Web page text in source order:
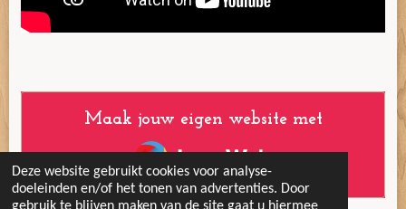
Deze website gebruikt cookies voor analyse-
doeleinden en/of het tonen van advertenties. Door
Maak jouw eigen website met
JouwWeb